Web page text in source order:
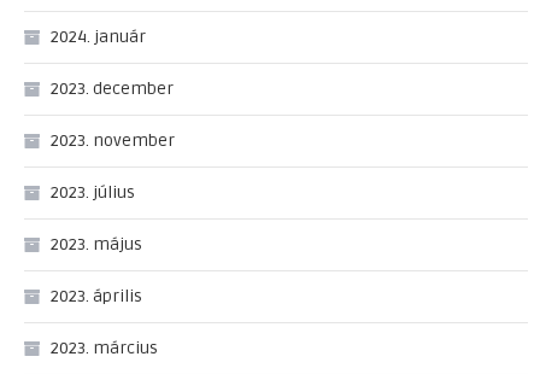
2024. január
2023. december
2023. november
2023. július
2023. május
2023. április
2023. március